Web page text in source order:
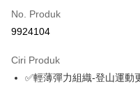
Ansuran Kad Kredit
Taiwan Cooperative Bank
Hua Nan Commercial
6 ansuran pada kadar
ansuran
No. Produk
9924104
Ciri Produk
✅輕薄彈力組織-登山運動